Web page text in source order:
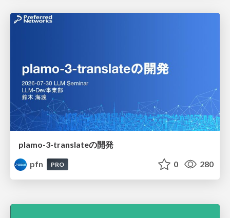
plamo-3-translateの開発
pfn
PRO 0 280